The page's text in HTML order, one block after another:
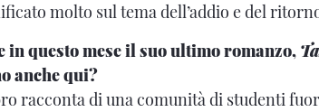
molto sul tema dell’addio e del
in questo mese il suo ultimo romanzo,
anche qui?
racconta di una comunità di studenti